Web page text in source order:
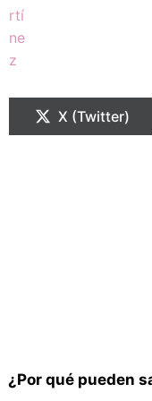
en
X (Twitter)
¿Por qué pueden
en